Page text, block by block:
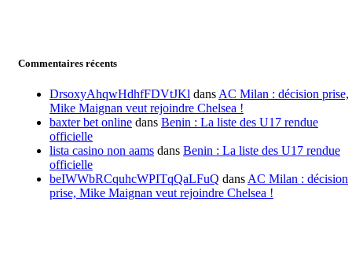
Commentaires récents
DrsoxyAhqwHdhfFDVtJKl dans AC Milan : décision prise,
Mike Maignan veut rejoindre Chelsea !
baxter bet online dans Benin : La liste des U17 rendue
officielle
lista casino non aams dans Benin : La liste des U17 rendue
officielle
beIWWbRCquhcWPITqQaLFuQ dans AC Milan : décision
prise, Mike Maignan veut rejoindre Chelsea !